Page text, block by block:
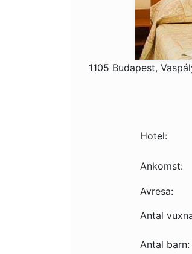
1105 Budapest,
Hotel:
Ankomst:
Avresa:
Antal
Antal barn: